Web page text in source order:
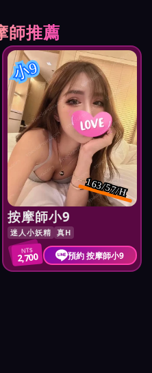
師推薦
小9
163/57/H
按摩師小9
迷人小妖精 真H
NT$
2,700 預約 按摩師小9